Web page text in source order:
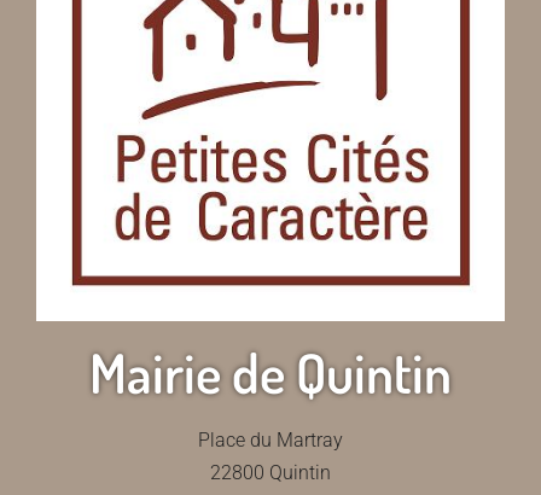
Mairie de Quintin
Place du Martray
22800 Quintin